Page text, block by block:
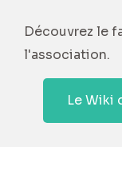
Découvrez le
l'association.
Le Wiki